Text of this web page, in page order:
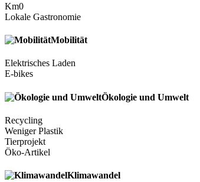
Km0
Lokale Gastronomie
Mobilität
Elektrisches Laden
E-bikes
Ökologie und Umwelt
Recycling
Weniger Plastik
Tierprojekt
Öko-Artikel
Klimawandel